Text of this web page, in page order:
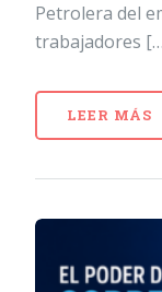
Petrolera del
trabajadores
LEER MÁS